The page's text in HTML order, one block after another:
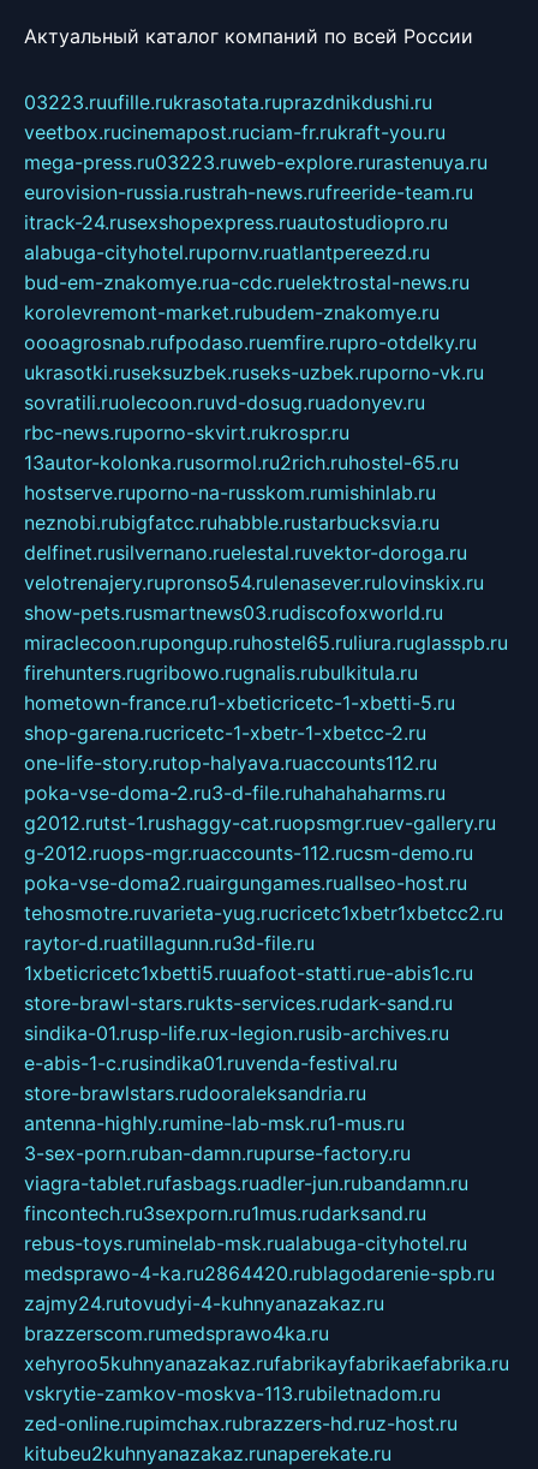
Актуальный каталог компаний по всей России
03223.ruufille.rukrasotata.ruprazdnikdushi.ru
veetbox.rucinemapost.ruciam-fr.rukraft-you.ru
mega-press.ru03223.ruweb-explore.rurastenuya.ru
eurovision-russia.rustrah-news.rufreeride-team.ru
itrack-24.rusexshopexpress.ruautostudiopro.ru
alabuga-cityhotel.rupornv.ruatlantpereezd.ru
bud-em-znakomye.rua-cdc.ruelektrostal-news.ru
korolevremont-market.rubudem-znakomye.ru
oooagrosnab.rufpodaso.ruemfire.rupro-otdelky.ru
ukrasotki.ruseksuzbek.ruseks-uzbek.ruporno-vk.ru
sovratili.ruolecoon.ruvd-dosug.ruadonyev.ru
rbc-news.ruporno-skvirt.rukrospr.ru
13autor-kolonka.rusormol.ru2rich.ruhostel-65.ru
hostserve.ruporno-na-russkom.rumishinlab.ru
neznobi.rubigfatcc.ruhabble.rustarbucksvia.ru
delfinet.rusilvernano.ruelestal.ruvektor-doroga.ru
velotrenajery.rupronso54.rulenasever.rulovinskix.ru
show-pets.rusmartnews03.rudiscofoxworld.ru
miraclecoon.rupongup.ruhostel65.ruliura.ruglasspb.ru
firehunters.rugribowo.rugnalis.rubulkitula.ru
hometown-france.ru1-xbeticricetc-1-xbetti-5.ru
shop-garena.rucricetc-1-xbetr-1-xbetcc-2.ru
one-life-story.rutop-halyava.ruaccounts112.ru
poka-vse-doma-2.ru3-d-file.ruhahahaharms.ru
g2012.rutst-1.rushaggy-cat.ruopsmgr.ruev-gallery.ru
g-2012.ruops-mgr.ruaccounts-112.rucsm-demo.ru
poka-vse-doma2.ruairgungames.ruallseo-host.ru
tehosmotre.ruvarieta-yug.rucricetc1xbetr1xbetcc2.ru
raytor-d.ruatillagunn.ru3d-file.ru
1xbeticricetc1xbetti5.ruuafoot-statti.rue-abis1c.ru
store-brawl-stars.rukts-services.rudark-sand.ru
sindika-01.rusp-life.rux-legion.rusib-archives.ru
e-abis-1-c.rusindika01.ruvenda-festival.ru
store-brawlstars.rudooraleksandria.ru
antenna-highly.rumine-lab-msk.ru1-mus.ru
3-sex-porn.ruban-damn.rupurse-factory.ru
viagra-tablet.rufasbags.ruadler-jun.rubandamn.ru
fincontech.ru3sexporn.ru1mus.rudarksand.ru
rebus-toys.ruminelab-msk.rualabuga-cityhotel.ru
medsprawo-4-ka.ru2864420.rublagodarenie-spb.ru
zajmy24.rutovudyi-4-kuhnyanazakaz.ru
brazzerscom.rumedsprawo4ka.ru
xehyroo5kuhnyanazakaz.rufabrikayfabrikaefabrika.ru
vskrytie-zamkov-moskva-113.rubiletnadom.ru
zed-online.rupimchax.rubrazzers-hd.ruz-host.ru
kitubeu2kuhnyanazakaz.runaperekate.ru